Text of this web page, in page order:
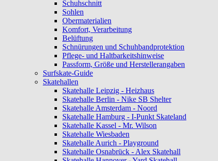
Schuhschnitt
Sohlen
Obermaterialien
Komfort, Verarbeitung
Belüftung
Schnürungen und Schuhbandprotektion
Pflege- und Haltbarkeitshinweise
Passform, Größe und Herstellerangaben
Surfskate-Guide
Skatehallen
Skatehalle Leipzig - Heizhaus
Skatehalle Berlin - Nike SB Shelter
Skatehalle Amsterdam - Noord
Skatehalle Hamburg - I-Punkt Skateland
Skatehalle Kassel - Mr. Wilson
Skatehalle Wiesbaden
Skatehalle Aurich - Playground
Skatehalle Osnabrück - Alex Skatehall